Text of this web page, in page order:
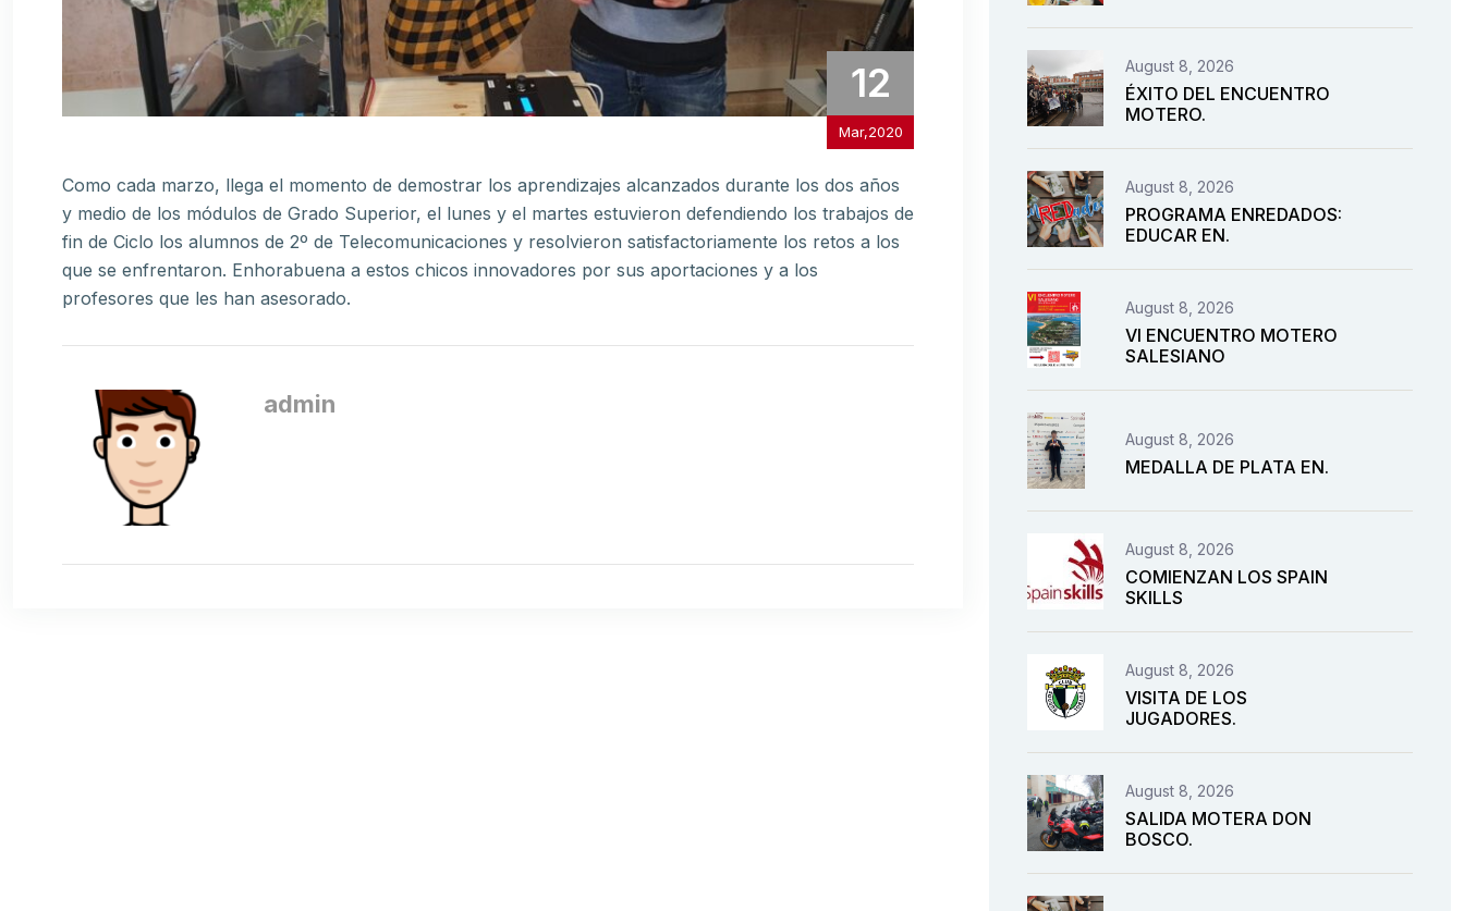
12
Mar,2020
Como cada marzo, llega el momento de demostrar los aprendizajes alcanzados durante los dos años
y medio de los módulos de Grado Superior, el lunes y el martes estuvieron defendiendo los trabajos de
fin de Ciclo los alumnos de 2º de Telecomunicaciones y resolvieron satisfactoriamente los retos a los
que se enfrentaron. Enhorabuena a estos chicos innovadores por sus aportaciones y a los
profesores que les han asesorado.
admin
August 8, 2026
ÉXITO DEL ENCUENTRO
MOTERO.
August 8, 2026
PROGRAMA ENREDADOS:
EDUCAR EN.
August 8, 2026
VI ENCUENTRO MOTERO
SALESIANO
August 8, 2026
MEDALLA DE PLATA EN.
August 8, 2026
COMIENZAN LOS SPAIN
SKILLS
August 8, 2026
VISITA DE LOS
JUGADORES.
August 8, 2026
SALIDA MOTERA DON
BOSCO.